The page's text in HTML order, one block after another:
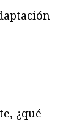
¿qué